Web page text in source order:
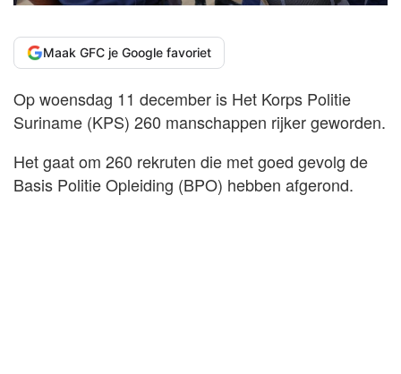
Maak GFC je Google favoriet
Op woensdag 11 december is Het Korps Politie
Suriname (KPS) 260 manschappen rijker geworden.
Het gaat om 260 rekruten die met goed gevolg de
Basis Politie Opleiding (BPO) hebben afgerond.